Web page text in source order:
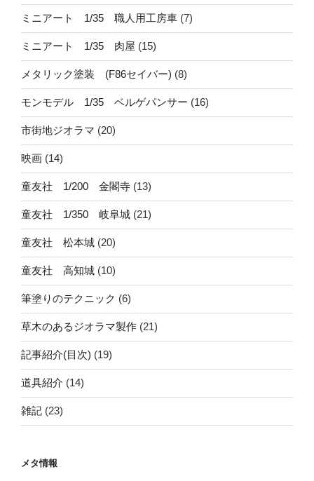
ミニアート 1/35 職人用工房車 (7)
ミニアート 1/35 肉屋 (15)
メタリック塗装 (F86セイバー) (8)
モンモデル 1/35 ベルゲパンサー (16)
市街地ジオラマ (20)
映画 (14)
童友社 1/200 金閣寺 (13)
童友社 1/350 岐阜城 (21)
童友社 松本城 (20)
童友社 高知城 (10)
筆塗りのテクニック (6)
草木のあるジオラマ製作 (21)
記事紹介(目次) (19)
道具紹介 (14)
雑記 (23)
メタ情報